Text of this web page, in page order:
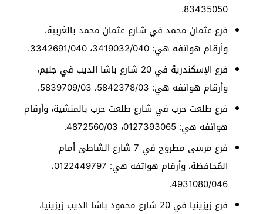
83435050.
فرع عثمان محمد في شارع عثمان محمد بالغربية،
وأرقام هواتفه هي: 3419032/040، 3342691/040.
فرع الإسكندرية في 20 شارع باشا الديب في جليم،
وأرقام هواتفه هي: 5842378/03، 5839709/03.
فرع طلعت حرب في شارع طلعت حرب بالمنشية، وأرقام
هواتفه هي: 0127393065، 4872560/03.
فرع مرسى مطروح في 7 شارع الشاطئ أمام
المُحافظة، وأرقام هواتفه هي: 0122449797،
4931080/046.
فرع زيزينيا في 20 شارع محمود باشا الديب زيزينيا،